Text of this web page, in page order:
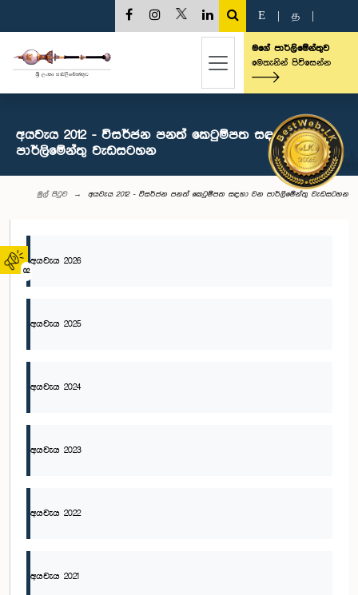
02
E த
මගේ පාර්ලිමේන්තුව
මෙතැනින් පිවිසෙන්න
අයවැය 2012 - විසර්ජන පනත් කෙටුම්පත සඳහා වන
පාර්ලිමේන්තු වැඩසටහන
මුල් පිටුව අයවැය 2012 - විසර්ජන පනත් කෙටුම්පත සඳහා වන පාර්ලිමේන්තු වැඩසටහන
අයවැය 2026
අයවැය 2025
අයවැය 2024
අයවැය 2023
අයවැය 2022
අයවැය 2021